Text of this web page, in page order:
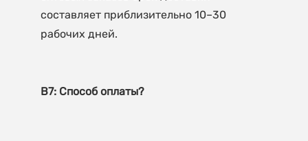
составляет приблизительно 10–30
В7: Способ оплаты?